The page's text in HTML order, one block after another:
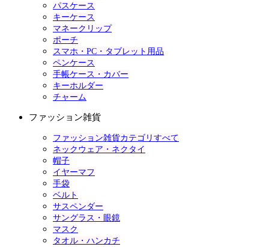
パスケース
キーケース
マネークリップ
ポーチ
スマホ・PC・タブレット用品
ペンケース
手帳ケース・カバー
キーホルダー
チャーム
ファッション雑貨
ファッション雑貨カテゴリすべて
ネックウェア・ネクタイ
帽子
イヤーマフ
手袋
ベルト
サスペンダー
サングラス・眼鏡
マスク
タオル・ハンカチ